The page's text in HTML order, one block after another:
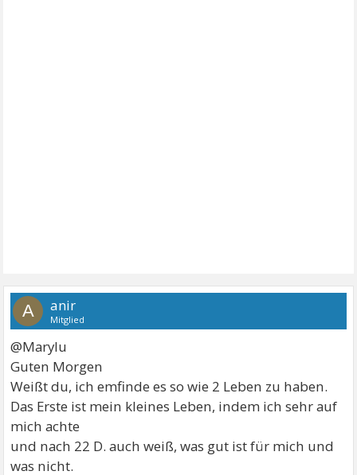
A anir
Mitglied
@Marylu
Guten Morgen
Weißt du, ich emfinde es so wie 2 Leben zu haben.
Das Erste ist mein kleines Leben, indem ich sehr auf
mich achte
und nach 22 D. auch weiß, was gut ist für mich und
was nicht.